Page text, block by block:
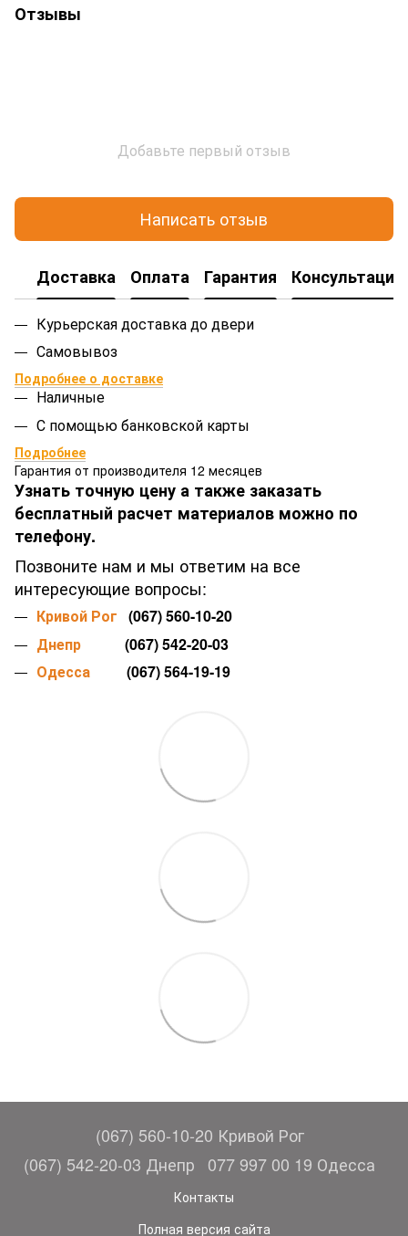
Отзывы
Добавьте первый отзыв
Написать отзыв
Доставка Оплата Гарантия Консультация
Курьерская доставка до двери
Самовывоз
Подробнее о доставке
Наличные
С помощью банковской карты
Подробнее
Гарантия от производителя 12 месяцев
Узнать точную цену а также заказать
бесплатный расчет материалов можно по
телефону.
Позвоните нам и мы ответим на все
интересующие вопросы:
Кривой Рог (067) 560-10-20
Днепр (067) 542-20-03
Одесса (067) 564-19-19
(067) 560-10-20 Кривой Рог
(067) 542-20-03 Днепр
077 997 00 19 Одесса
Контакты
Полная версия сайта